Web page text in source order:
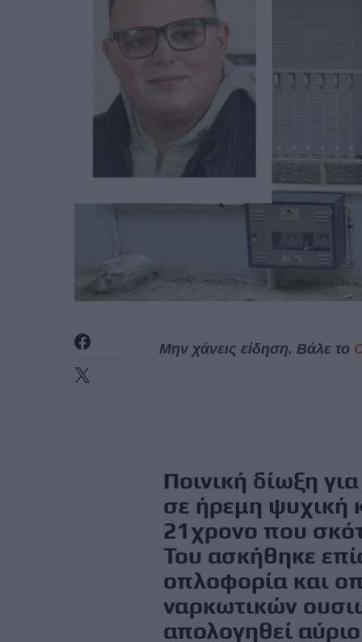
Μην χάνεις είδηση. Βάλε το
Ποινική δίωξη
σε ήρεμη ψυχική
21χρονο που
Του ασκήθηκε
οπλοφορία και
ναρκωτικών
απολογηθεί